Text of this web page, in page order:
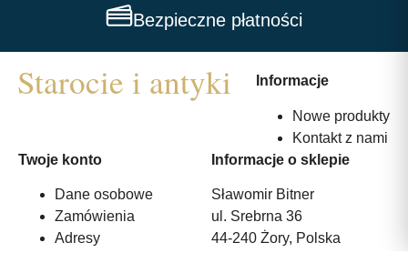
Bezpieczne płatności
Informacje
Nowe produkty
Kontakt z nami
Twoje konto
Dane osobowe
Zamówienia
Adresy
Informacje o sklepie
Sławomir Bitner
ul. Srebrna 36
44-240 Żory, Polska